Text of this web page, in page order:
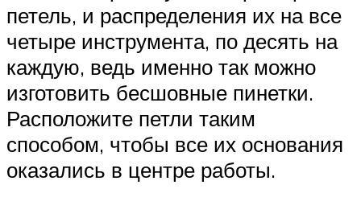
петель, и распределения их на все
четыре инструмента, по десять на
каждую, ведь именно так можно
изготовить бесшовные пинетки.
Расположите петли таким
способом, чтобы все их основания
оказались в центре работы.